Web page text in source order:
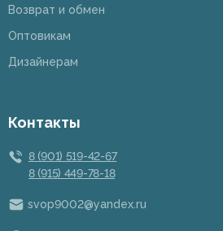
Возврат и обмен
Оптовикам
Дизайнерам
Контакты
8 (901) 519-42-67
8 (915) 449-78-18
svop9002@yandex.ru